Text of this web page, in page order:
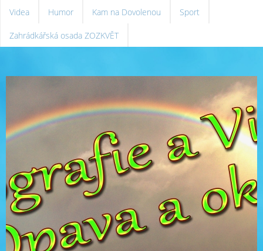
Videa Humor Kam na Dovolenou Sport
Zahrádkářská osada ZOZKVĚT